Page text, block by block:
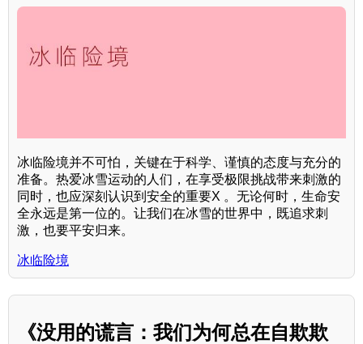
冰临险境并不可怕，关键在于科学、谨慎的态度与充分的
准备。热爱冰雪运动的人们，在享受极限挑战带来刺激的
同时，也应深刻认识到安全的重要X 。无论何时，生命安
全永远是第一位的。让我们在冰雪的世界中，既追求刺
激，也要平安归来。
冰临险境
《没用的谎言：我们为何总在自欺欺